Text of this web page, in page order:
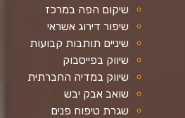
שיקום הפה במרכז
שיפור דירוג אשראי
שיניים תותבות קבועות
שיווק בפייסבוק
שיווק במדיה החברתית
שואב אבק יבש
שגרת טיפוח פנים